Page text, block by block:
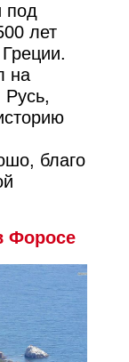
под
лет
на
Русь,
благо
Форосе